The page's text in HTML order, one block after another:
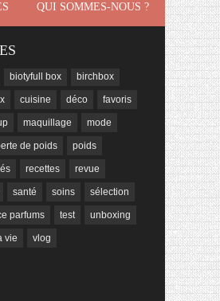
QUI SOMMES-NOUS ?
biotyfull box birchbox
cuisine déco favoris
maquillage mode
de poids poids
recettes revue
santé soins sélection
parfums test unboxing
vie vlog